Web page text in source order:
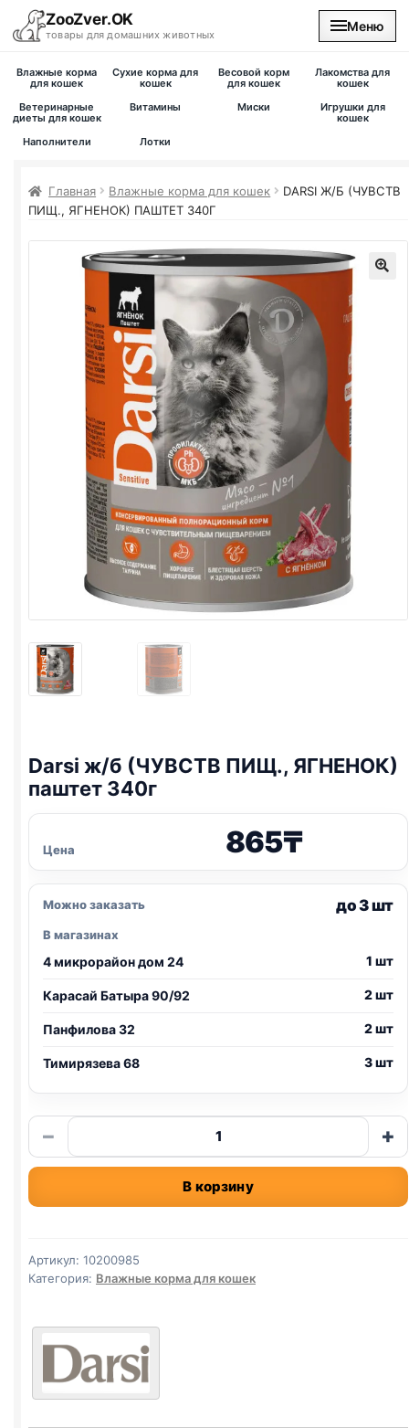
ZooZver.OK
товары для домашних животных
Меню
На главную
Влажные корма
для кошек
Сухие корма для
кошек
Весовой корм
для кошек
Лакомства для
кошек
Ветеринарные
диеты для кошек
Витамины Миски
Игрушки для
кошек
Наполнители
Лотки
Главная Влажные корма для кошек
DARSI Ж/Б (ЧУВСТВ
ПИЩ., ЯГНЕНОК) ПАШТЕТ 340Г
Darsi ж/б (ЧУВСТВ ПИЩ., ЯГНЕНОК)
паштет 340г
Цена 865₸
Можно заказать до 3 шт
В магазинах
4 микрорайон дом 24 1 шт
Карасай Батыра 90/92 2 шт
Панфилова 32 2 шт
Тимирязева 68 3 шт
−
Количество
товара
Darsi
б
ПИЩ.,
ЯГНЕНОК)
+
В корзину
Артикул: 10200985
Категория: Влажные корма для кошек